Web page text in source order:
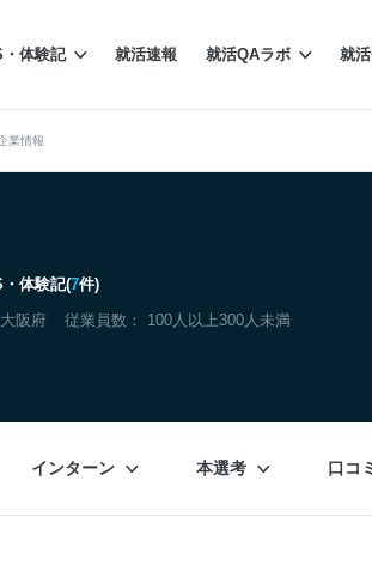
・体験記 就活速報 就活QAラボ 就
業情報
体験記(7件)
大阪府 従業員数： 100人以上300人未満
インターン 本選考 口コ